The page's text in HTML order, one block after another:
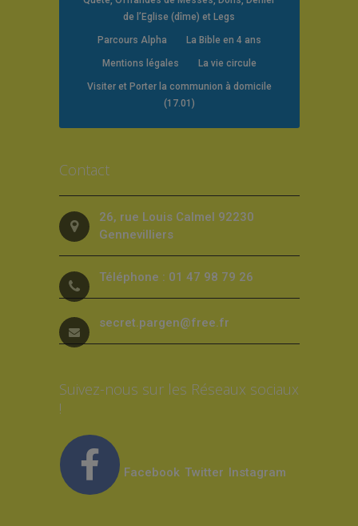
de l’Eglise (dîme) et Legs
Parcours Alpha La Bible en 4 ans
Mentions légales La vie circule
Visiter et Porter la communion à domicile
(17.01)
Contact
26, rue Louis Calmel 92230
Gennevilliers
Téléphone : 01 47 98 79 26
secret.pargen@free.fr
Suivez-nous sur les Réseaux sociaux
!
Facebook Twitter Instagram